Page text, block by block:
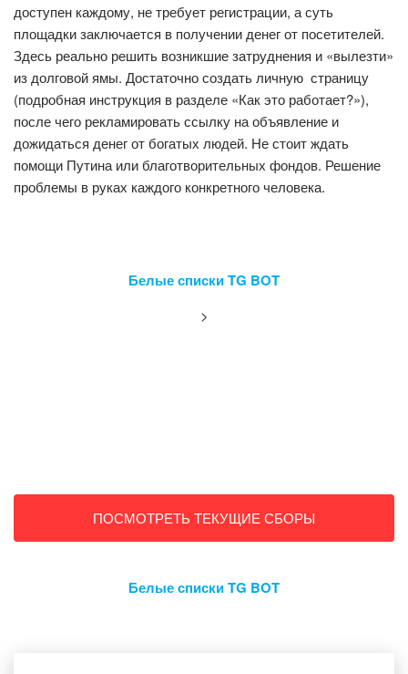
доступен каждому, не требует регистрации, а суть
площадки заключается в получении денег от посетителей.
Здесь реально решить возникшие затруднения и «вылезти»
из долговой ямы. Достаточно создать личную страницу
(подробная инструкция в разделе «Как это работает?»),
после чего рекламировать ссылку на объявление и
дожидаться денег от богатых людей. Не стоит ждать
помощи Путина или благотворительных фондов. Решение
проблемы в руках каждого конкретного человека.
Белые списки TG BOT
>
ПОСМОТРЕТЬ ТЕКУЩИЕ СБОРЫ
Белые списки TG BOT